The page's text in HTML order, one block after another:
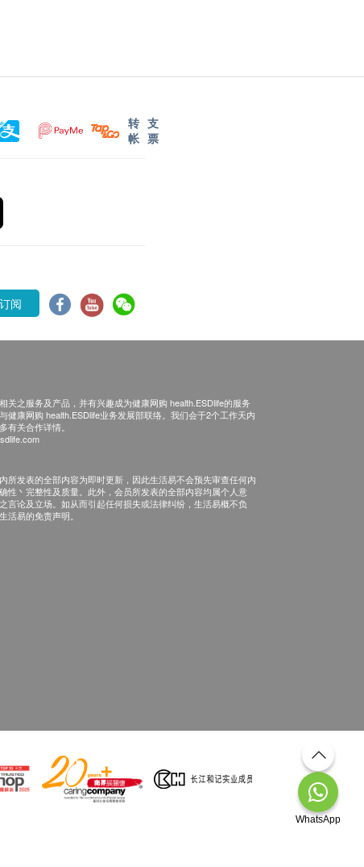
转
帐
支
票
订阅
关之服务及产品，并有兴趣成为健康网购 health.ESDlife的服务
健康网购 health.ESDlife业务发展部联络。我们会于2个工作天内
有关合作详情。
所发表的全部内容为即时更新，因此生活易不会预先审查任何内
性丶完整性及质量。此外，会员所发表的全部内容均属个人意
言论及立场。如从而引起任何损失或法律纠纷，生活易概不负
活易的免责声明。
WhatsApp